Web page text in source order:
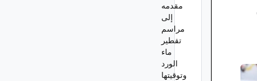
مقدمه
إلى
مراسم
تقطیر
ماء
الورد
وتوقیتها